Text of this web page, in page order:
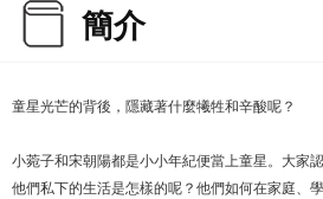
簡介
童星光芒的背後，隱藏著什麼犧牲和辛酸呢？
小菀子和宋朝陽都是小小年紀便當上童星。大家
他們私下的生活是怎樣的呢？他們如何在家庭、